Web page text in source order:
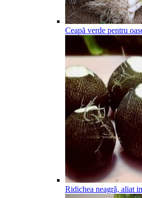
Ceapă verde pentru
Ridichea neagră, aliat